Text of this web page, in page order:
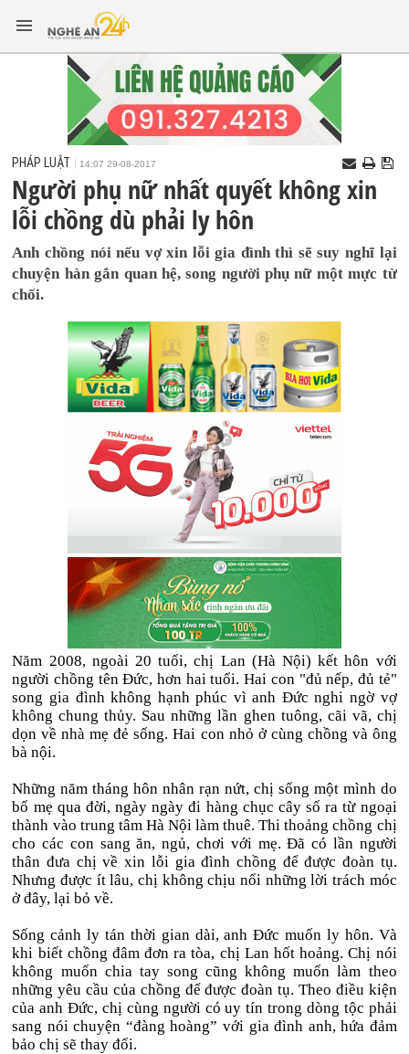
PHÁP LUẬT 14:07 29-08-2017
Người phụ nữ nhất quyết không xin
lỗi chồng dù phải ly hôn
Anh chồng nói nếu vợ xin lỗi gia đình thì sẽ suy nghĩ lại
chuyện hàn gắn quan hệ, song người phụ nữ một mực từ
chối.
Năm 2008, ngoài 20 tuổi, chị Lan (Hà Nội) kết hôn với
người chồng tên Đức, hơn hai tuổi. Hai con "đủ nếp, đủ tẻ"
song gia đình không hạnh phúc vì anh Đức nghi ngờ vợ
không chung thủy. Sau những lần ghen tuông, cãi vã, chị
dọn về nhà mẹ đẻ sống. Hai con nhỏ ở cùng chồng và ông
bà nội.
Những năm tháng hôn nhân rạn nứt, chị sống một mình do
bố mẹ qua đời, ngày ngày đi hàng chục cây số ra từ ngoại
thành vào trung tâm Hà Nội làm thuê. Thi thoảng chồng chị
cho các con sang ăn, ngủ, chơi với mẹ. Đã có lần người
thân đưa chị về xin lỗi gia đình chồng để được đoàn tụ.
Nhưng được ít lâu, chị không chịu nổi những lời trách móc
ở đây, lại bỏ về.
Sống cảnh ly tán thời gian dài, anh Đức muốn ly hôn. Và
khi biết chồng đâm đơn ra tòa, chị Lan hốt hoảng. Chị nói
không muốn chia tay song cũng không muốn làm theo
những yêu cầu của chồng để được đoàn tụ. Theo điều kiện
của anh Đức, chị cùng người có uy tín trong dòng tộc phải
sang nói chuyện “đàng hoàng” với gia đình anh, hứa đảm
bảo chị sẽ thay đổi.